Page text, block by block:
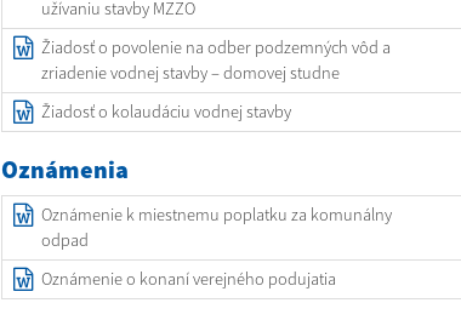
užívaniu stavby MZZO
Žiadosť o povolenie na odber podzemných vôd a
zriadenie vodnej stavby – domovej studne
Žiadosť o kolaudáciu vodnej stavby
Oznámenia
Oznámenie k miestnemu poplatku za komunálny
odpad
Oznámenie o konaní verejného podujatia